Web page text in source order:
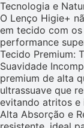
Tecnologia e
O Lenço Higie+
em tecido com
performance
Tecido Premium:
Suavidade
premium de alta
ultrassuave que
evitando atritos e
Alta Absorção e